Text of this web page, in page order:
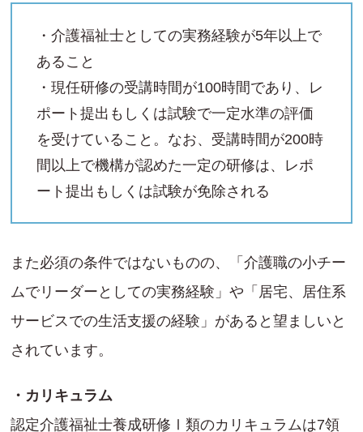
・介護福祉士としての実務経験が5年以上で
あること
・現任研修の受講時間が100時間であり、レ
ポート提出もしくは試験で一定水準の評価
を受けていること。なお、受講時間が200時
間以上で機構が認めた一定の研修は、レポ
ート提出もしくは試験が免除される
また必須の条件ではないものの、「介護職の小チー
ムでリーダーとしての実務経験」や「居宅、居住系
サービスでの生活支援の経験」があると望ましいと
されています。
・カリキュラム
認定介護福祉士養成研修Ⅰ類のカリキュラムは7領